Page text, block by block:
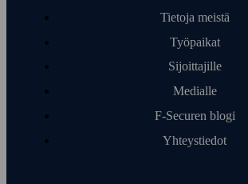
Tietoja meistä
Työpaikat
Sijoittajille
Medialle
F‑Securen blogi
Yhteys­tiedot